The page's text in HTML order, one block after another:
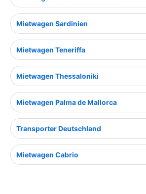
Mietwagen Sardinien
Mietwagen Teneriffa
Mietwagen Thessaloniki
Mietwagen Palma de Mallorca
Transporter Deutschland
Mietwagen Cabrio